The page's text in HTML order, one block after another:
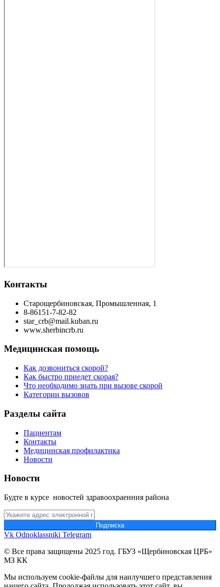
Контакты
Старощербиновская, Промышленная, 1
8-86151-7-82-82
star_crb@mail.kuban.ru
www.sherbincrb.ru
Медицинская помощь
Как дозвониться скорой?
Как быстро приедет скорая?
Что необходимо знать при вызове скорой
Категории вызовов
Разделы сайта
Пациентам
Контакты
Медицинская профилактика
Новости
Новости
Будте в курсе новостей здравоохраенния района
Подпиcка
Vk Odnoklassniki Telegram
© Все права защищены 2025 год. ГБУЗ «Щербиновская ЦРБ»
МЗ КК
Мы используем cookie-файлы для наилучшего представления